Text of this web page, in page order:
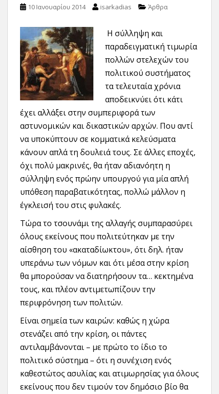
10 Ιανουαρίου 2014 isarkadias Άρθρα
Η σύλληψη και
παραδειγματική τιμωρία
πολλών στελεχών του
πολιτικού συστήματος
τα τελευταία χρόνια
αποδεικνύει ότι κάτι
έχει αλλάξει στην συμπεριφορά των
αστυνομικών και δικαστικών αρχών. Που αντί
να υποκύπτουν σε κομματικά κελεύσματα
κάνουν απλά τη δουλειά τους. Σε άλλες εποχές,
όχι πολύ μακρινές, θα ήταν αδιανόητη η
σύλληψη ενός πρώην υπουργού για μία απλή
υπόθεση παραβατικότητας, πολλώ μάλλον η
έγκλεισή του στις φυλακές.
Τώρα το τσουνάμι της αλλαγής συμπαρασύρει
όλους εκείνους που πολιτεύτηκαν με την
αίσθηση του «ακαταδίωκτου», ότι δηλ. ήταν
υπεράνω των νόμων και ότι μέσα στην κρίση
θα μπορούσαν να διατηρήσουν τα… κεκτημένα
τους, και πλέον αντιμετωπίζουν την
περιφρόνηση των πολιτών.
Είναι σημεία των καιρών: καθώς η χώρα
στενάζει από την κρίση, οι πάντες
αντιλαμβάνονται – με πρώτο το ίδιο το
πολιτικό σύστημα – ότι η συνέχιση ενός
καθεστώτος ασυλίας και ατιμωρησίας για όλους
εκείνους που δεν τιμούν τον δημόσιο βίο θα